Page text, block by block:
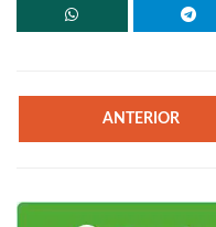
ANTERIOR